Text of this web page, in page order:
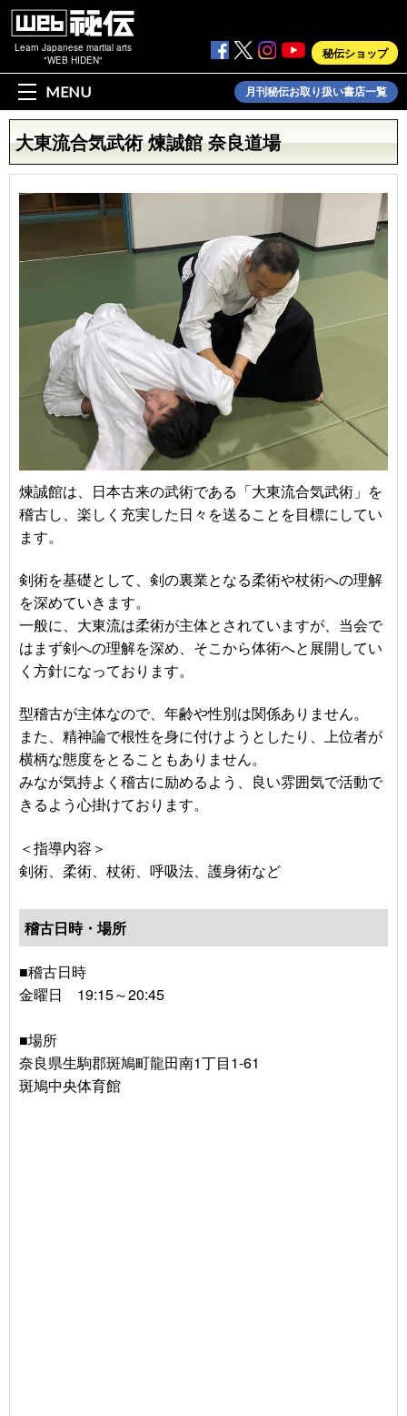
Learn Japanese martial arts
"WEB HIDEN"
秘伝ショップ
MENU 月刊秘伝お取り扱い書店一覧
大東流合気武術 煉誠館 奈良道場
煉誠館は、日本古来の武術である「大東流合気武術」を
稽古し、楽しく充実した日々を送ることを目標にしてい
ます。
剣術を基礎として、剣の裏業となる柔術や杖術への理解
を深めていきます。
一般に、大東流は柔術が主体とされていますが、当会で
はまず剣への理解を深め、そこから体術へと展開してい
く方針になっております。
型稽古が主体なので、年齢や性別は関係ありません。
また、精神論で根性を身に付けようとしたり、上位者が
横柄な態度をとることもありません。
みなが気持よく稽古に励めるよう、良い雰囲気で活動で
きるよう心掛けております。
＜指導内容＞
剣術、柔術、杖術、呼吸法、護身術など
稽古日時・場所
■稽古日時
金曜日 19:15～20:45
■場所
奈良県生駒郡斑鳩町龍田南1丁目1-61
斑鳩中央体育館